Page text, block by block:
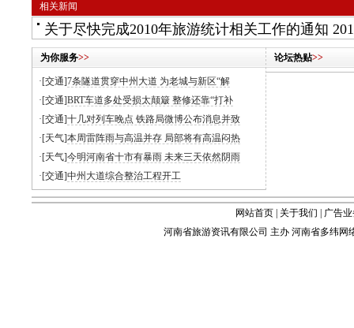
相关新闻
关于尽快完成2010年旅游统计相关工作的通知
为你服务>>
·[交通]7条隧道贯穿中州大道 为老城与新区“解
·[交通]BRT车道多处受损太颠簸 整修还靠“打补
·[交通]十几对列车晚点 铁路局微博公布消息并致
·[天气]本周雷阵雨与高温并存 局部将有高温闷热
·[天气]今明河南省十市有暴雨 未来三天依然阴雨
·[交通]中州大道综合整治工程开工
论坛热贴>>
网站首页 关于我们
广告
河南省旅游资讯有限公司 主办 河南省多纬